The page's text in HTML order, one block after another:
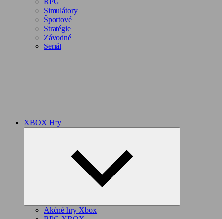
RPG
Simulátory
Športové
Stratégie
Závodné
Seriál
XBOX Hry
Akčné hry Xbox